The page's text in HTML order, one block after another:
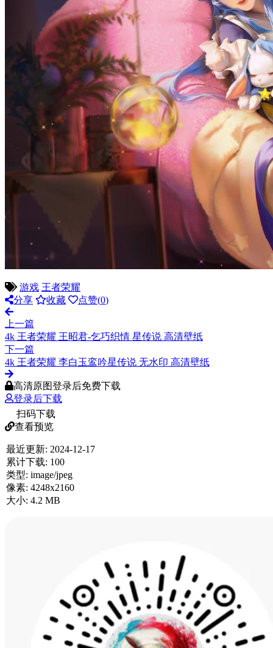
游戏 王者荣耀
分享
收藏 点赞(0)
上一篇
4k 王者荣耀 王昭君-乞巧织情 星传说 高清壁纸
下一篇
4k 王者荣耀 李白玉鸾吟星传说 无水印 高清壁纸
高清原图登录后免费下载
登录后下载
扫码下载
查看预览
最近更新: 2024-12-17
累计下载: 100
类型: image/jpeg
像素: 4248x2160
大小: 4.2 MB